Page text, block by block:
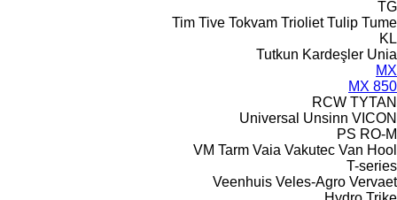
TG
Tim Tive Tokvam Trioliet Tulip Tume
KL
Tutkun Kardeşler Unia
MX
MX 850
RCW TYTAN
Universal Unsinn VICON
PS RO-M
VM Tarm Vaia Vakutec Van Hool
T-series
Veenhuis Veles-Agro Vervaet